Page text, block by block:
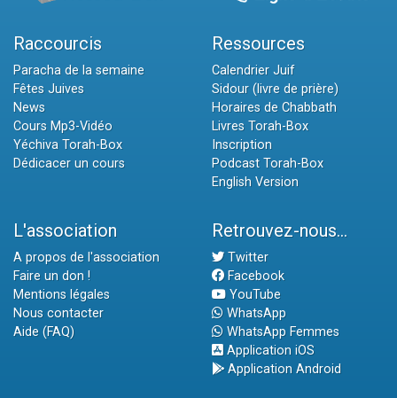
Raccourcis
Paracha de la semaine
Fêtes Juives
News
Cours Mp3-Vidéo
Yéchiva Torah-Box
Dédicacer un cours
Ressources
Calendrier Juif
Sidour (livre de prière)
Horaires de Chabbath
Livres Torah-Box
Inscription
Podcast Torah-Box
English Version
L'association
A propos de l'association
Faire un don !
Mentions légales
Nous contacter
Aide (FAQ)
Retrouvez-nous...
Twitter
Facebook
YouTube
WhatsApp
WhatsApp Femmes
Application iOS
Application Android